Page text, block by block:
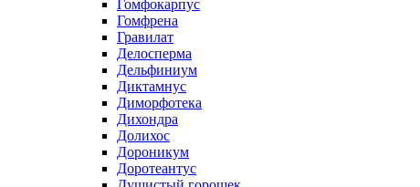
Гомфокарпус
Гомфрена
Гравилат
Делосперма
Дельфиниум
Диктамнус
Диморфотека
Дихондра
Долихос
Дороникум
Доротеантус